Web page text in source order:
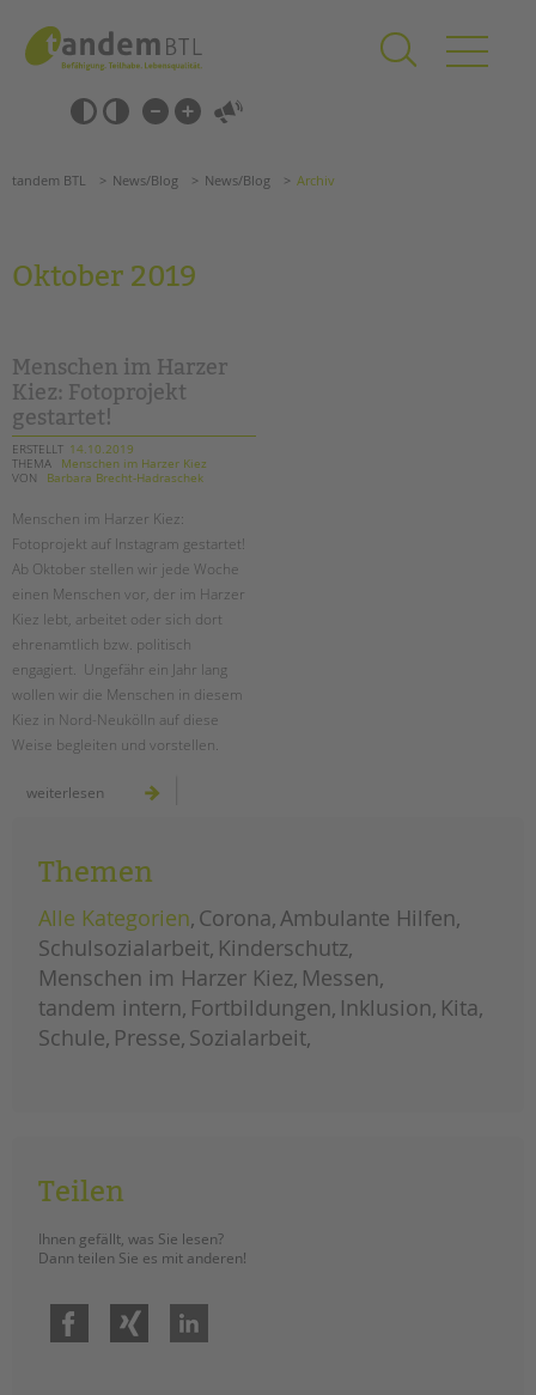
springen
Barrierefrei-
Einstellungen
überspringen
überspringen
Förderzentren
Kollegs
EFöB
Schulbezogene Sozialarbeit
Tagesgruppen
HILFEN ZUR ERZIEHUNG
EINGLIEDERUNGSHILFE
BETREUTES WOHNEN
TANDEM BTL AKADEMIE
Zertfikatskurse
Seminarkalender
Seminarräume
Bereiche im Überblick
Kinder- und Jugendschutz
Unsere Videos
Gesellschafter VdK
schoolcoach BTL
tandem als Arbeitgeberin
NEWS/BLOG
Briefe an Kai
Suchen
tandem BTL News/Blog News/Blog Archiv
Oktober 2019
Menschen im Harzer
Kiez: Fotoprojekt
gestartet!
ERSTELLT 14.10.2019
THEMA
Menschen im Harzer Kiez
VON
Barbara Brecht-Hadraschek
Menschen im Harzer Kiez:
Fotoprojekt auf Instagram gestartet!
Ab Oktober stellen wir jede Woche
einen Menschen vor, der im Harzer
Kiez lebt, arbeitet oder sich dort
ehrenamtlich bzw. politisch
engagiert. Ungefähr ein Jahr lang
wollen wir die Menschen in diesem
Kiez in Nord-Neukölln auf diese
Weise begleiten und vorstellen.
weiterlesen menschen
gestartet!
Themen
Alle Kategorien Corona Ambulante Hilfen
Schulsozialarbeit Kinderschutz
Menschen im Harzer Kiez Messen
tandem intern Fortbildungen Inklusion Kita
Schule Presse Sozialarbeit
Teilen
Ihnen gefällt, was Sie lesen?
Dann teilen Sie es mit anderen!
Facebook